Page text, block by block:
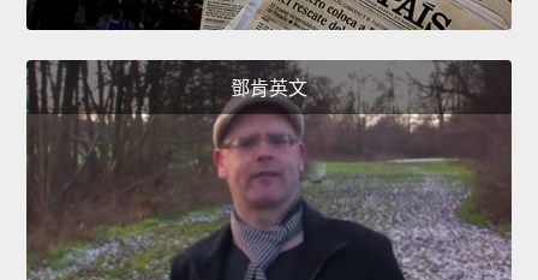
鄧肯英文